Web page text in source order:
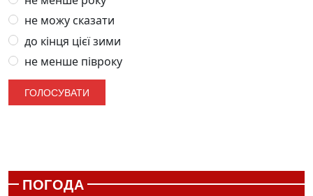
не можу сказати
до кінця цієї зими
не менше півроку
ПОГОДА